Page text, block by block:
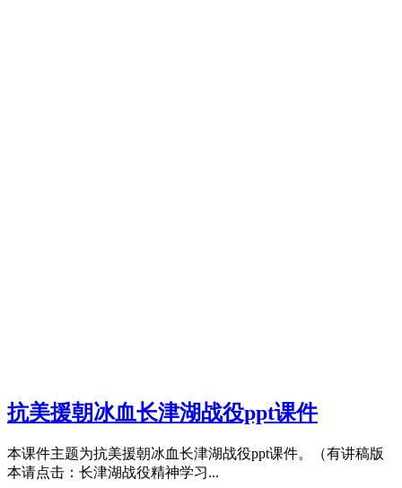
抗美援朝冰血长津湖战役ppt课件
本课件主题为抗美援朝冰血长津湖战役ppt课件。（有讲稿版
本请点击：长津湖战役精神学习...